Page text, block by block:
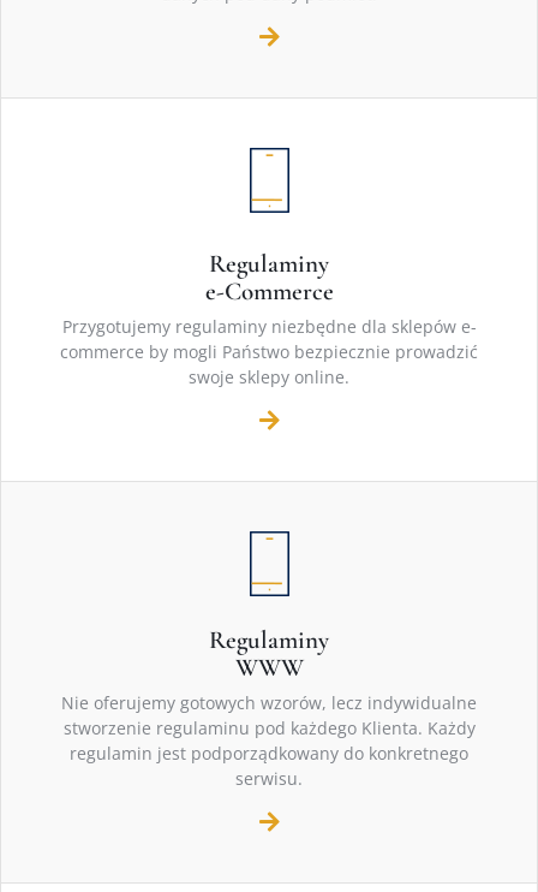
Regulaminy
e-Commerce
Przygotujemy regulaminy niezbędne dla sklepów e-
commerce by mogli Państwo bezpiecznie prowadzić
swoje sklepy online.
Regulaminy
WWW
Nie oferujemy gotowych wzorów, lecz indywidualne
stworzenie regulaminu pod każdego Klienta. Każdy
regulamin jest podporządkowany do konkretnego
serwisu.